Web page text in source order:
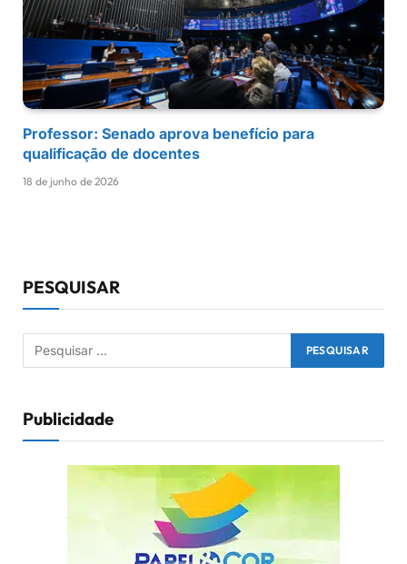
Professor: Senado aprova benefício para
qualificação de docentes
18 de junho de 2026
PESQUISAR
Publicidade